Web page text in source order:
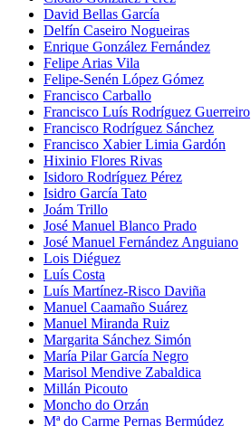
David Bellas García
Delfín Caseiro Nogueiras
Enrique González Fernández
Felipe Arias Vila
Felipe-Senén López Gómez
Francisco Carballo
Francisco Luís Rodríguez Guerreiro
Francisco Rodríguez Sánchez
Francisco Xabier Limia Gardón
Hixinio Flores Rivas
Isidoro Rodríguez Pérez
Isidro García Tato
Joám Trillo
José Manuel Blanco Prado
José Manuel Fernández Anguiano
Lois Diéguez
Luís Costa
Luís Martínez-Risco Daviña
Manuel Caamaño Suárez
Manuel Miranda Ruiz
Margarita Sánchez Simón
María Pilar García Negro
Marisol Mendive Zabaldica
Millán Picouto
Moncho do Orzán
Mª do Carme Pernas Bermúdez